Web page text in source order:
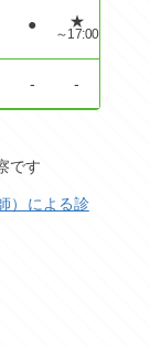
● ★
～17:00
- -
です
）による診